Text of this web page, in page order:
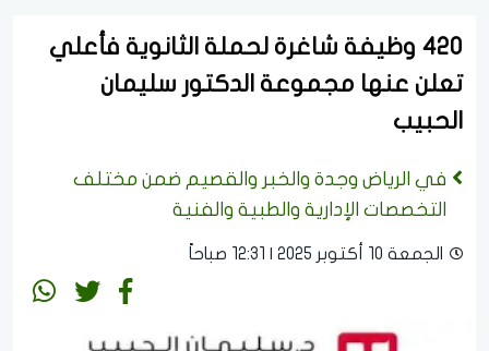
420 وظيفة شاغرة لحملة الثانوية فأعلي
تعلن عنها مجموعة الدكتور سليمان
الحبيب
في الرياض وجدة والخبر والقصيم ضمن مختلف
التخصصات الإدارية والطبية والفنية
الجمعة 10 أكتوبر 2025 | 12:31 صباحاً